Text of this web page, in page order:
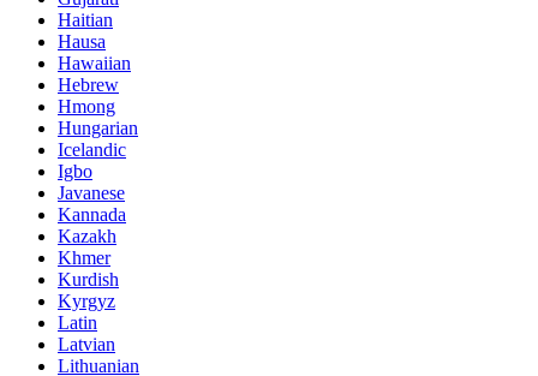
Haitian
Hausa
Hawaiian
Hebrew
Hmong
Hungarian
Icelandic
Igbo
Javanese
Kannada
Kazakh
Khmer
Kurdish
Kyrgyz
Latin
Latvian
Lithuanian